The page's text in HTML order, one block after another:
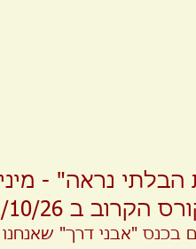
הבלתי נראה" -
הקרוב ב 18/9-2/10/26